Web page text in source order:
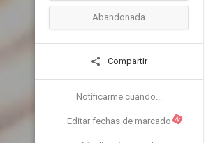
Abandonada
Compartir
Notificarme cuando...
Editar fechas de marcado N